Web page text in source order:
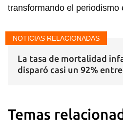
transformando el periodismo
NOTICIAS RELACIONADAS
La tasa de mortalidad
disparó casi un 92% entre
Temas